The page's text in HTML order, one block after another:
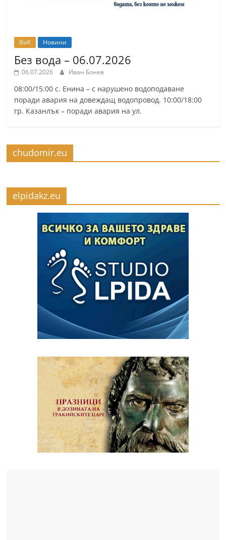
ВиК Новини
Без вода – 06.07.2026
06.07.2026 Иван Бонев
08:00/15:00 с. Енина – с нарушено водоподаване
поради авария на довеждащ водопровод. 10:00/18:00
гр. Казанлък – поради авария на ул.
chudomir.eu
elpidakz.eu